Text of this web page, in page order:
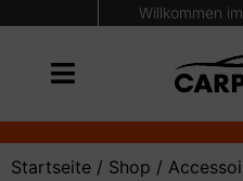
Willkommen
Startseite / Shop /